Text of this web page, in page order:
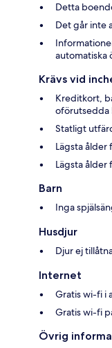
Detta
Det går inte
automatiska
Krävs vid
Kreditkort,
oförutsedda
Statligt
Lägsta ålder
Lägsta ålder
Barn
Inga
Husdjur
Djur ej
Internet
Gratis wi-fi i
Gratis wi-fi
Övrig